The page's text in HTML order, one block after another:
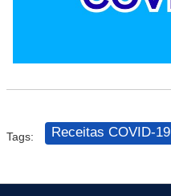
Tags: Receitas COVID-19